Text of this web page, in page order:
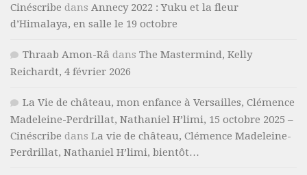
Cinéscribe dans Annecy 2022 : Yuku et la fleur
d’Himalaya, en salle le 19 octobre
Thraab Amon-Râ dans The Mastermind, Kelly
Reichardt, 4 février 2026
La Vie de château, mon enfance à Versailles, Clémence
Madeleine-Perdrillat, Nathaniel H’limi, 15 octobre 2025 –
Cinéscribe dans La vie de château, Clémence Madeleine-
Perdrillat, Nathaniel H’limi, bientôt…